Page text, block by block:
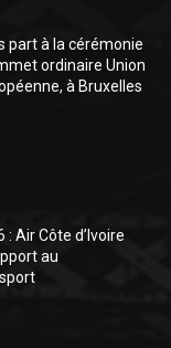
part à la cérémonie
ordinaire Union
à Bruxelles
: Air Côte d’Ivoire
au